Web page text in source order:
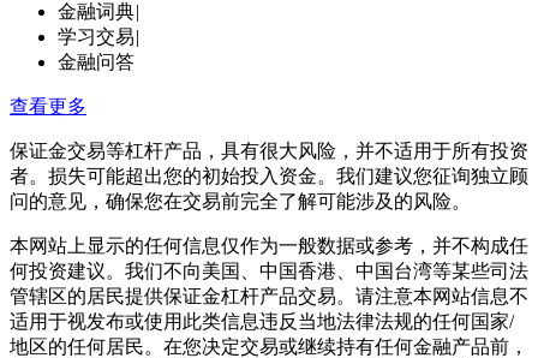
金融词典|
学习交易|
金融问答
查看更多
保证金交易等杠杆产品，具有很大风险，并不适用于所有投资
者。损失可能超出您的初始投入资金。我们建议您征询独立顾
问的意见，确保您在交易前完全了解可能涉及的风险。
本网站上显示的任何信息仅作为一般数据或参考，并不构成任
何投资建议。我们不向美国、中国香港、中国台湾等某些司法
管辖区的居民提供保证金杠杆产品交易。请注意本网站信息不
适用于视发布或使用此类信息违反当地法律法规的任何国家/
地区的任何居民。在您决定交易或继续持有任何金融产品前，